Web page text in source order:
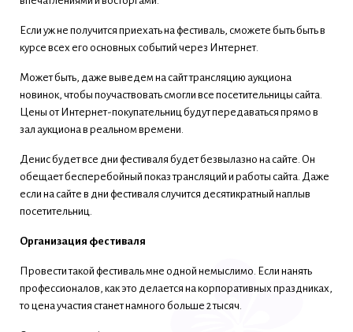
Если уж не получится приехать на фестиваль, сможете быть быть в
курсе всех его основных событий через Интернет.
Может быть, даже выведем на сайт трансляцию аукциона
новинок, чтобы поучаствовать смогли все посетительницы сайта.
Цены от Интернет-покупательниц будут передаваться прямо в
зал аукциона в реальном времени.
Денис будет все дни фестиваля будет безвылазно на сайте. Он
обещает бесперебойный показ трансляций и работы сайта. Даже
если на сайте в дни фестиваля случится десятикратный наплыв
посетительниц.
Организация фестиваля
Провести такой фестиваль мне одной немыслимо. Если нанять
профессионалов, как это делается на корпоративных праздниках,
то цена участия станет намного больше 2 тысяч.